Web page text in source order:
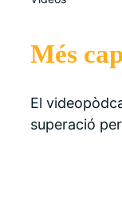
Més
El
superació